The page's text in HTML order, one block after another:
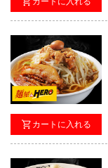
カートに入れる